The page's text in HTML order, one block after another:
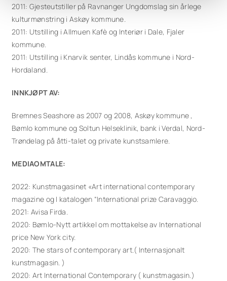
2011: Gjesteutstiller på Ravnanger Ungdomslag sin årlege
kulturmønstring i Askøy kommune.
2011: Utstilling i Allmuen Kafè og Interiør i Dale, Fjaler
kommune.
2011: Utstilling i Knarvik senter, Lindås kommune i Nord-
Hordaland.
INNKJØPT AV:
Bremnes Seashore as 2007 og 2008, Askøy kommune ,
Bømlo kommune og Soltun Helseklinik, bank i Verdal, Nord-
Trøndelag på åtti-talet og private kunstsamlere.
MEDIAOMTALE:
2022: Kunstmagasinet «Art international contemporary
magazine og I katalogen “International prize Caravaggio.
2021: Avisa Firda.
2020: Bømlo-Nytt artikkel om mottakelse av International
price New York city.
2020: The stars of contemporary art.( Internasjonalt
kunstmagasin. )
2020: Art International Contemporary ( kunstmagasin.)